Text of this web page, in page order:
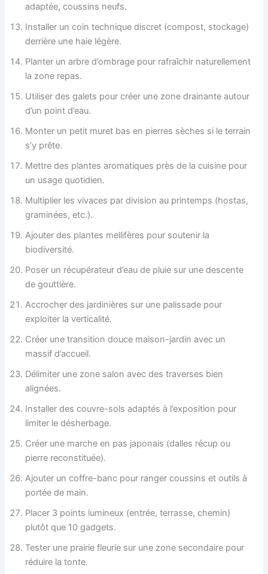
adaptée, coussins neufs.
Installer un coin technique discret (compost, stockage)
derrière une haie légère.
Planter un arbre d’ombrage pour rafraîchir naturellement
la zone repas.
Utiliser des galets pour créer une zone drainante autour
d’un point d’eau.
Monter un petit muret bas en pierres sèches si le terrain
s’y prête.
Mettre des plantes aromatiques près de la cuisine pour
un usage quotidien.
Multiplier les vivaces par division au printemps (hostas,
graminées, etc.).
Ajouter des plantes mellifères pour soutenir la
biodiversité.
Poser un récupérateur d’eau de pluie sur une descente
de gouttière.
Accrocher des jardinières sur une palissade pour
exploiter la verticalité.
Créer une transition douce maison-jardin avec un
massif d’accueil.
Délimiter une zone salon avec des traverses bien
alignées.
Installer des couvre-sols adaptés à l’exposition pour
limiter le désherbage.
Créer une marche en pas japonais (dalles récup ou
pierre reconstituée).
Ajouter un coffre-banc pour ranger coussins et outils à
portée de main.
Placer 3 points lumineux (entrée, terrasse, chemin)
plutôt que 10 gadgets.
Tester une prairie fleurie sur une zone secondaire pour
réduire la tonte.